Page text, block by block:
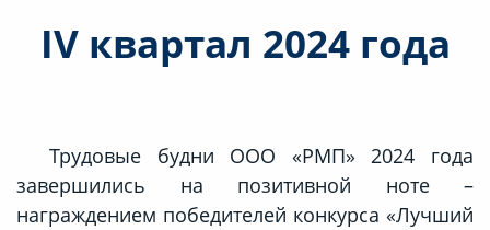
IV квартал 2024 года
Трудовые будни ООО «РМП» 2024 года
завершились на позитивной ноте –
награждением победителей конкурса «Лучший